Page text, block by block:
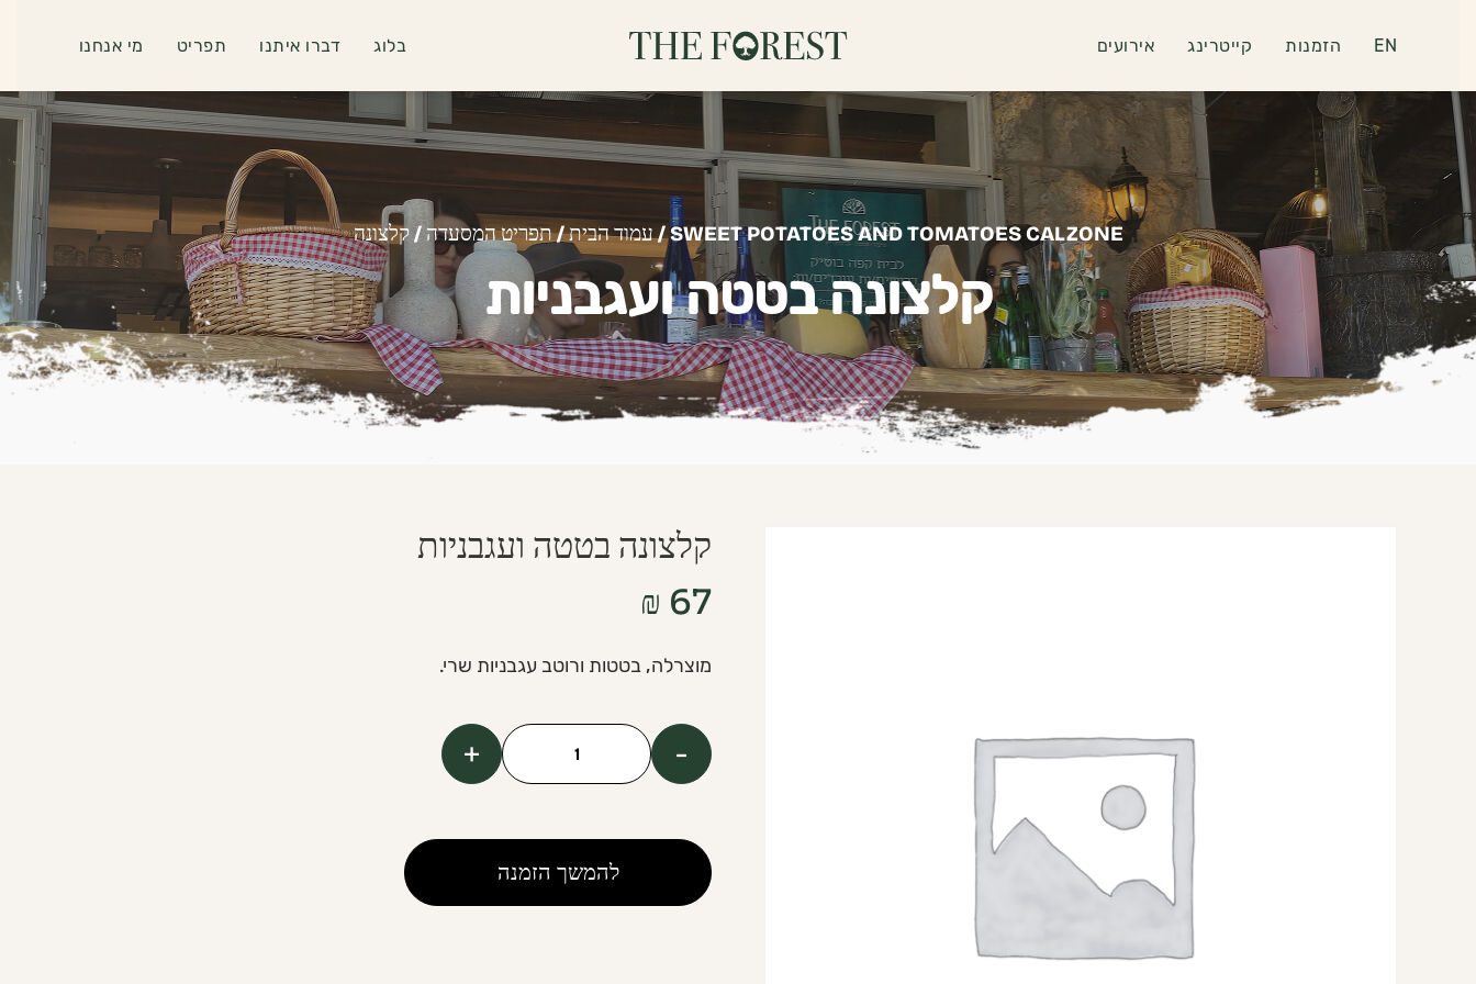
מי אנחנו תפריט דברו איתנו בלוג אירועים קייטרינג הזמנות EN
עמוד הבית/תפריט המסעדה /קלצונה / SWEET POTATOES AND TOMATOES CALZONE
קלצונה בטטה ועגבניות
קלצונה בטטה ועגבניות
₪ 67
מוצרלה, בטטות ורוטב עגבניות שרי.
כמות
Potatoes
and
Tomatoes
-
+
להמשך הזמנה